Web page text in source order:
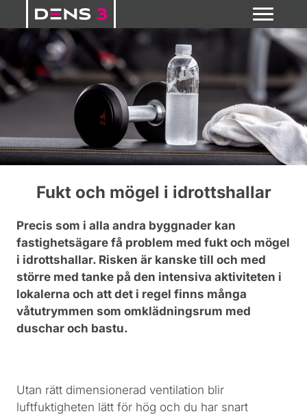
till
Fukt och mögel i idrottshallar
Precis som i alla andra byggnader kan
fastighetsägare få problem med fukt och mögel
i idrottshallar. Risken är kanske till och med
större med tanke på den intensiva aktiviteten i
lokalerna och att det i regel finns många
våtutrymmen som omklädningsrum med
duschar och bastu.
Utan rätt dimensionerad ventilation blir
luftfuktigheten lätt för hög och du har snart